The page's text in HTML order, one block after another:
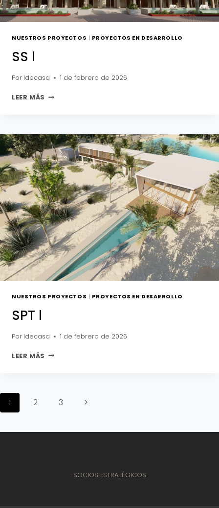
NUESTROS PROYECTOS | PROYECTOS EN DESARROLLO
SS l
Por Idecasa 1 de febrero de 2026
LEER MÁS SS
NUESTROS PROYECTOS | PROYECTOS EN DESARROLLO
SPT l
Por Idecasa 1 de febrero de 2026
LEER MÁS SPT
Navegación
1 2 3
Siguiente
SOCIOS ESTRATÉGICOS